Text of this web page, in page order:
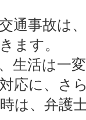
通事故は
ます。
生活は一
応に、さ
は、弁護